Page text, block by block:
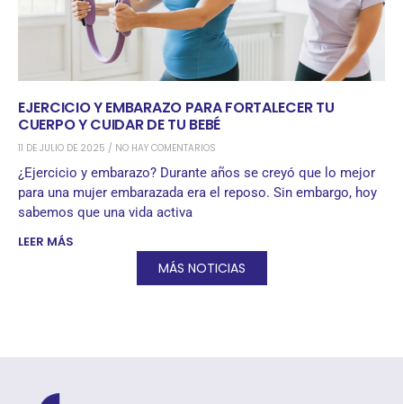
EJERCICIO Y EMBARAZO PARA FORTALECER TU
CUERPO Y CUIDAR DE TU BEBÉ
11 DE JULIO DE 2025 NO HAY COMENTARIOS
¿Ejercicio y embarazo? Durante años se creyó que lo mejor
para una mujer embarazada era el reposo. Sin embargo, hoy
sabemos que una vida activa
LEER MÁS
MÁS NOTICIAS